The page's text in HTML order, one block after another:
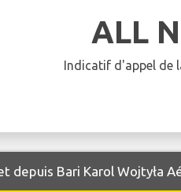
ALL
Indicatif d'appel de
depuis Bari Karol Wojtyła